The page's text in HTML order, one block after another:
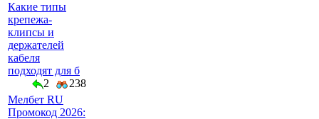
Какие типы
крепежа-
клипсы и
держателей
кабеля
подходят для б
2
238
Мелбет RU
Промокод 2026: